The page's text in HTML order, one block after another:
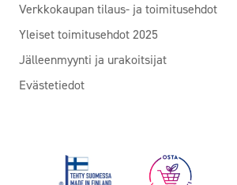
Verkkokaupan tilaus- ja toimitusehdot
Yleiset toimitusehdot 2025
Jälleenmyynti ja urakoitsijat
Evästetiedot